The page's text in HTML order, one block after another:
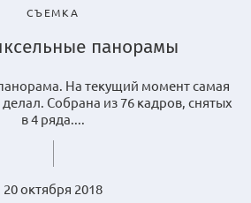
СЪЕМКА
панорамы
На текущий момент самая
Собрана из 76 кадров, снятых
в 4 ряда....
20 октября 2018